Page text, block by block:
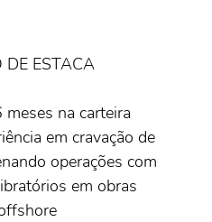
DE ESTACA
na carteira
em cravação de
operações com
em obras